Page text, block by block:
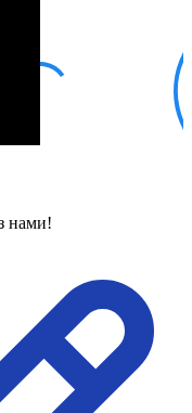
обласних
УТОГ
жестової
нами!